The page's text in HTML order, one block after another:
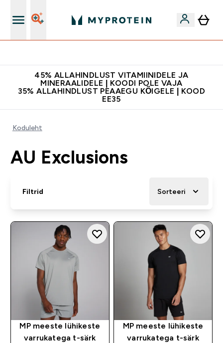
45% ALLAHINDLUST VITAMIINIDELE JA
MINERAALIDELE | KOODI POLE VAJA
35% ALLAHINDLUST PEAAEGU KÕIGELE | KOOD
EE35
Koduleht
AU Exclusions
Filtrid Sorteeri
MP meeste lühikeste
varrukatega t-särk
MP meeste lühikeste
varrukatega t-särk